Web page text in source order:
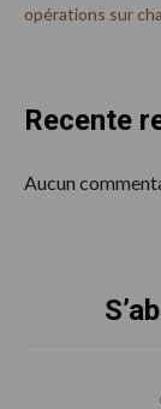
opérations sur
Recente
Aucun